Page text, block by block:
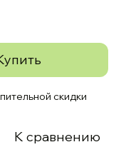
скидки
К сравнению